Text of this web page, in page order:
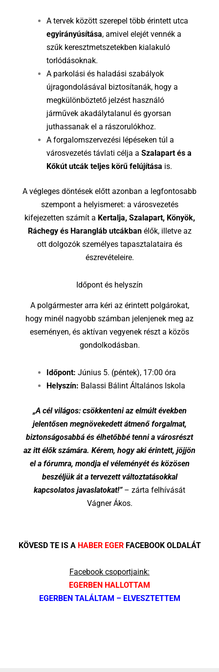
A tervek között szerepel több érintett utca
egyirányúsítása, amivel elejét vennék a
szűk keresztmetszetekben kialakuló
torlódásoknak.
A parkolási és haladási szabályok
újragondolásával biztosítanák, hogy a
megkülönböztető jelzést használó
járművek akadálytalanul és gyorsan
juthassanak el a rászorulókhoz.
A forgalomszervezési lépéseken túl a
városvezetés távlati célja a Szalapart és a
Kőkút utcák teljes körű felújítása is.
A végleges döntések előtt azonban a legfontosabb
szempont a helyismeret: a városvezetés
kifejezetten számít a Kertalja, Szalapart, Könyök,
Ráchegy és Harangláb utcákbanélők, illetve az
ott dolgozók személyes tapasztalataira és
észrevételeire.
Időpont és helyszín
A polgármester arra kéri az érintett polgárokat,
hogy minél nagyobb számban jelenjenek meg az
eseményen, és aktívan vegyenek részt a közös
gondolkodásban.
Időpont: Június 5. (péntek), 17:00 óra
Helyszín: Balassi Bálint Általános Iskola
„A cél világos: csökkenteni az elmúlt években
jelentősen megnövekedett átmenő forgalmat,
biztonságosabbá és élhetőbbé tenni a városrészt
az itt élők számára. Kérem, hogy aki érintett, jöjjön
el a fórumra, mondja el véleményét és közösen
beszéljük át a tervezett változtatásokkal
kapcsolatos javaslatokat!”– zárta felhívását
Vágner Ákos.
KÖVESD TE IS A HABER EGERFACEBOOK OLDALÁT
Facebook csoportjaink:
EGERBEN HALLOTTAM
EGERBEN TALÁLTAM – ELVESZTETTEM